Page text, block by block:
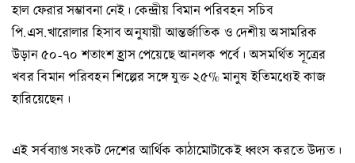
হাল ফেরার সম্ভাবনা নেই। কেন্দ্রীয় বিমান পরিবহন সচিব
পি.এস.খারোলার হিসাব অনুযায়ী আন্তর্জাতিক ও দেশীয় অসামরিক
উড়ান ৫০-৭০ শতাংশ হ্রাস পেয়েছে আনলক পর্বে। অসমর্থিত সূত্রের
খবর বিমান পরিবহন শিল্পের সঙ্গে যুক্ত ২৫% মানুষ ইতিমধ্যেই কাজ
হারিয়েছেন।
এই সর্বব্যাপ্ত সংকট দেশের আর্থিক কাঠামোটাকেই ধ্বংস করতে উদ্যত।